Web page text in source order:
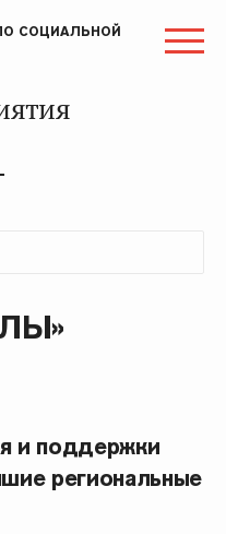
СОЦИАЛЬНОЙ
и поддержки
региональные